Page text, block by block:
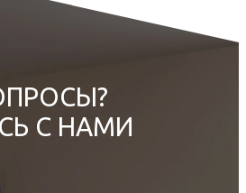
С НАМИ